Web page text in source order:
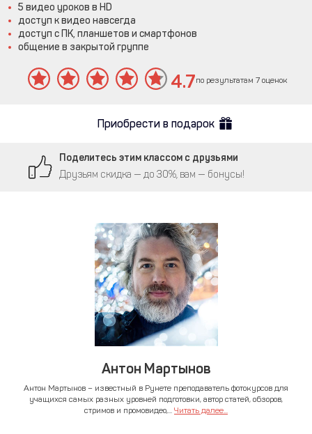
5 видео уроков в HD
доступ к видео навсегда
доступ с ПК, планшетов и смартфонов
общение в закрытой группе
4.7по результатам 7 оценок
Приобрести в подарок
Поделитесь этим классом с друзьями
Друзьям скидка — до 30%, вам — бонусы!
Антон Мартынов
Антон Мартынов – известный в Рунете преподаватель фотокурсов для
учащихся самых разных уровней подготовки, автор статей, обзоров,
стримов и промовидео,... Читать далее...